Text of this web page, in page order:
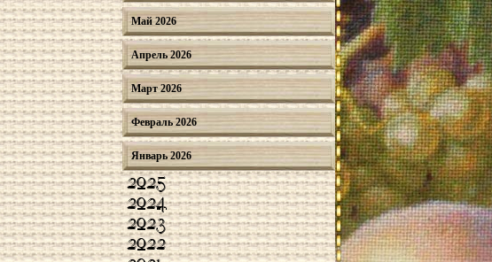
Май 2026
Апрель 2026
Март 2026
Февраль 2026
Январь 2026
2025
2024
2023
2022